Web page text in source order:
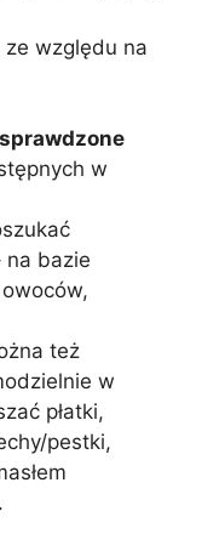
względu na
w
na bazie
też
w
płatki,
pestki,